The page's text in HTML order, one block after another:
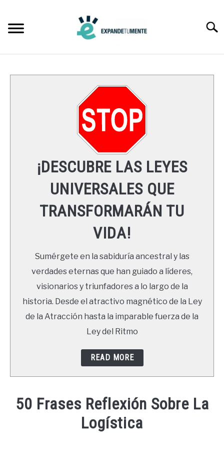
content
LEYES UNIVERSALES
RECURSOS
NEWSLETTER
¡DESCUBRE LAS LEYES
UNIVERSALES QUE
TRANSFORMARÁN TU
VIDA!
Sumérgete en la sabiduría ancestral y las
verdades eternas que han guiado a líderes,
visionarios y triunfadores a lo largo de la
historia. Desde el atractivo magnético de la Ley
de la Atracción hasta la imparable fuerza de la
Ley del Ritmo
READ MORE
50 Frases Reflexión Sobre La
Logística